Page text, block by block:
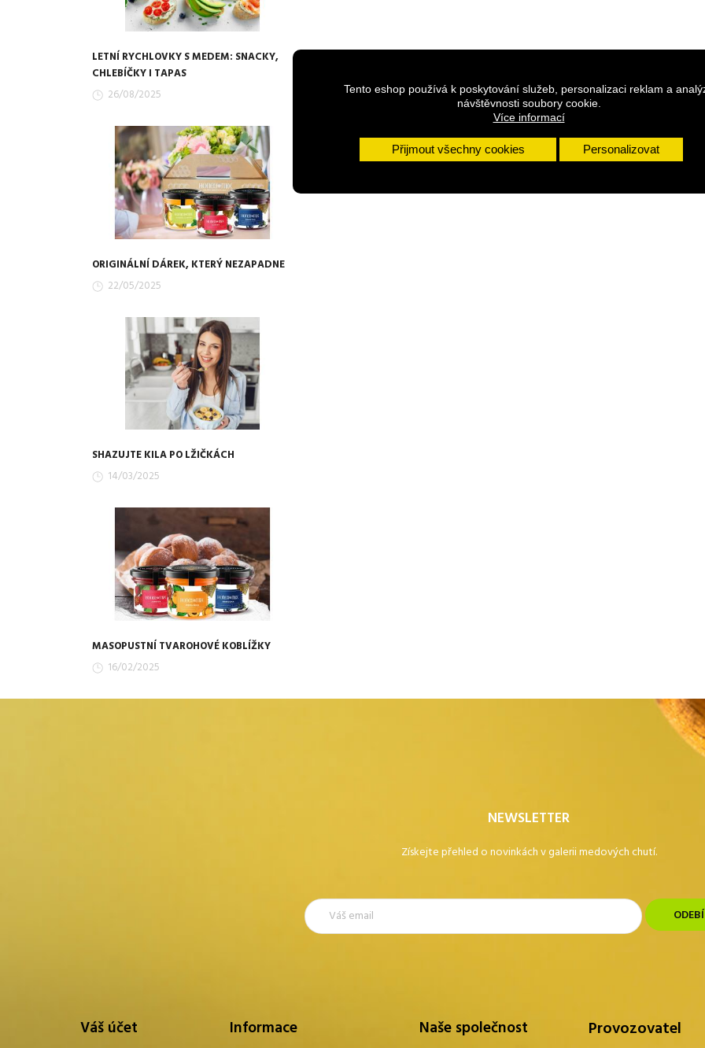
Tento eshop používá k poskytování služeb, personalizaci reklam a
návštěvnosti soubory cookie.
Více informací
Přijmout všechny cookies Personalizovat
LETNÍ RYCHLOVKY S MEDEM: SNACKY,
CHLEBÍČKY I TAPAS
26/08/2025
ORIGINÁLNÍ DÁREK, KTERÝ NEZAPADNE
22/05/2025
SHAZUJTE KILA PO LŽIČKÁCH
14/03/2025
MASOPUSTNÍ TVAROHOVÉ KOBLÍŽKY
16/02/2025
NEWSLETTER
Získejte přehled o novinkách v galerii medových chutí.
Váš účet Informace Naše společnost Provozovatel